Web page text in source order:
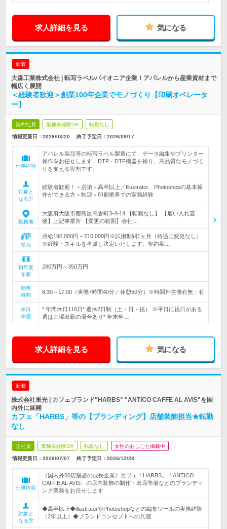
求人詳細を見る 気になる
新着
大森工業株式会社 | 転写ラベルパイオニア企業！アパレルから産業資材まで
幅広く展開
＜経験者歓迎＞創業100年企業でモノづくり【印刷オペレータ
ー】
契約社員 業種未経験OK 転勤なし
情報更新日：2026/03/20 終了予定日： 2026/09/17
仕事内容
アパレル製品等の転写ラベル製造にて、データ編集やプリンター
操作をお任せします。DTP・DTF機器を操り、高品質なモノづく
りを支える役割です。
対象と
なる方
経験者歓迎！＜必須＞高卒以上／Illustrator、Photoshopの基本操
作ができる方＜歓迎＞印刷業界での実務経験
勤務地
大阪府大阪市都島区高倉町3-4-14 【転勤なし】 【雇い入れ直
後】上記事業所 【変更の範囲】会社…
給与
月給190,000円～210,000円※試用期間1ヶ月（待遇に変更なし）
※経験・スキルを考慮し決定いたします。契約期…
初年度
年収
280万円～350万円
勤務
時間
8:30～17:00（実働7時間40分／休憩50分）※時間外労働有無：有
休日
休暇
* 年間休日116日* 週休2日制（土・日・祝） ※平日に祝日がある
週は土曜出勤の場合あり* 年末年…
求人詳細を見る 気になる
新着
株式会社重光 | カフェブランド"HARBS" "ANTICO CAFFE AL AVIS"を国
内外に展開
カフェ「HARBS」等の【ブランディング】店舗装飾担当★転勤
なし
正社員 業種未経験OK 転勤なし 女性のおしごと掲載中
情報更新日：2026/07/07 終了予定日： 2026/12/28
仕事内容
《国内外50店舗超の成長企業》カフェ「HARBS」「ANTICO
CAFFE AL AVIS」の店内装飾の制作・出店準備などのブランディ
ング業務をお任せします
対象と
なる方
◆高卒以上◆illustratorやPhotoshopなどの編集ツールの実務経験
（2年以上）◆ブランドコンセプトへの共感